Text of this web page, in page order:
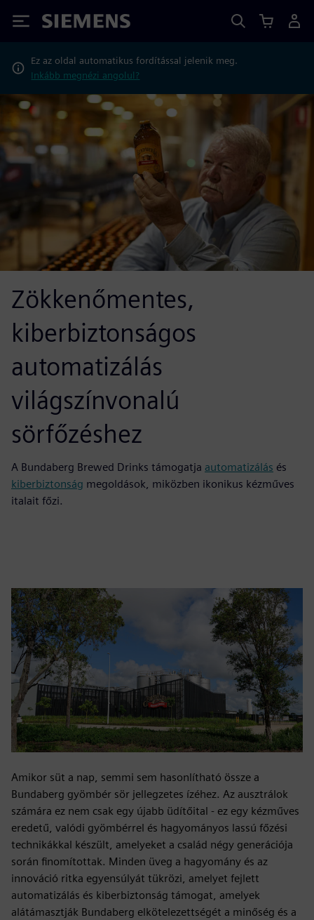
Siemens
Ez az oldal automatikus fordítással jelenik meg.
Inkább megnézi angolul?
Zökkenőmentes,
kiberbiztonságos
automatizálás
világszínvonalú
sörfőzéshez
A Bundaberg Brewed Drinks támogatja automatizálás és
kiberbiztonság megoldások, miközben ikonikus kézműves
italait főzi.
Amikor süt a nap, semmi sem hasonlítható össze a
Bundaberg gyömbér sör jellegzetes ízéhez. Az ausztrálok
számára ez nem csak egy újabb üdítőital - ez egy kézműves
eredetű, valódi gyömbérrel és hagyományos lassú főzési
technikákkal készült, amelyeket a család négy generációja
során finomítottak. Minden üveg a hagyomány és az
innováció ritka egyensúlyát tükrözi, amelyet fejlett
automatizálás és kiberbiztonság támogat, amelyek
alátámasztják Bundaberg elkötelezettségét a minőség és a